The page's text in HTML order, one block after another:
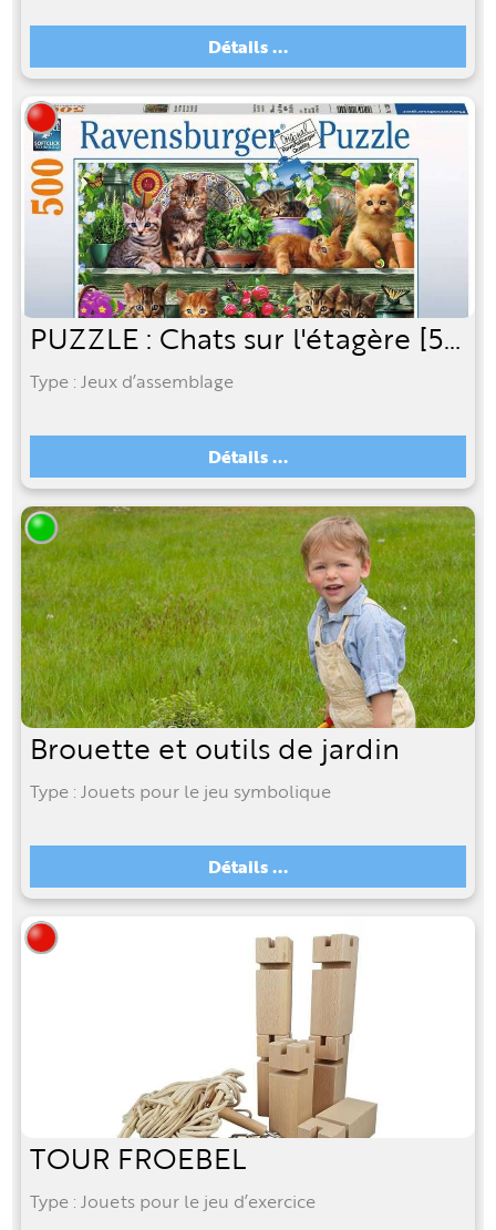
Détails ...
PUZZLE : Chats sur l'étagère [500 pièces]
Type : Jeux d’assemblage
Détails ...
Brouette et outils de jardin
Type : Jouets pour le jeu symbolique
Détails ...
TOUR FROEBEL
Type : Jouets pour le jeu d’exercice